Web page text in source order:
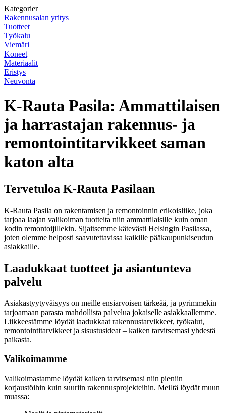
Kategorier
Rakennusalan yritys
Tuotteet
Työkalu
Viemäri
Koneet
Materiaalit
Eristys
Neuvonta
K-Rauta Pasila: Ammattilaisen
ja harrastajan rakennus- ja
remontointitarvikkeet saman
katon alta
Tervetuloa K-Rauta Pasilaan
K-Rauta Pasila on rakentamisen ja remontoinnin erikoisliike, joka
tarjoaa laajan valikoiman tuotteita niin ammattilaisille kuin oman
kodin remontoijillekin. Sijaitsemme kätevästi Helsingin Pasilassa,
joten olemme helposti saavutettavissa kaikille pääkaupunkiseudun
asiakkaille.
Laadukkaat tuotteet ja asiantunteva
palvelu
Asiakastyytyväisyys on meille ensiarvoisen tärkeää, ja pyrimmekin
tarjoamaan parasta mahdollista palvelua jokaiselle asiakkaallemme.
Liikkeestämme löydät laadukkaat rakennustarvikkeet, työkalut,
remontointitarvikkeet ja sisustusideat – kaiken tarvitsemasi yhdestä
paikasta.
Valikoimamme
Valikoimastamme löydät kaiken tarvitsemasi niin pieniin
korjaustöihin kuin suuriin rakennusprojekteihin. Meiltä löydät muun
muassa: